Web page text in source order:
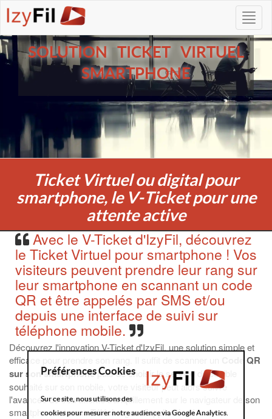
SOLUTION TICKET VIRTUEL
SMARTPHONE
Ticket Virtuel ou digital pour
smartphone, le V-Ticket pour une
attente active
Avec le V-Ticket d'IzyFil, découvrez
le Ticket Virtuel pour smartphone ! Vos
visiteurs peuvent prendre leur rang sur
leur smartphone en scannant un code
QR et être appelés par SMS et/ou
depuis une interface de suivi sur
téléphone mobile.
Découvrez l'innovation V-Ticket d'IzyFil, une solution simple et
efficace pour prendre son rang. Il suffit de scanner un
Code QR
sur son smartphonepuis de choisir le service disponible
souhaité sur son mobile, votre visiteur peut alors suivre
l'avancée de son attente tranquillement sur le navigateur de son
smartphone et sans Téléchargez d'application !
Préférences Cookies
Sur ce site, nous utilisons des
cookies pour mesurer notre audience via Google Analytics.